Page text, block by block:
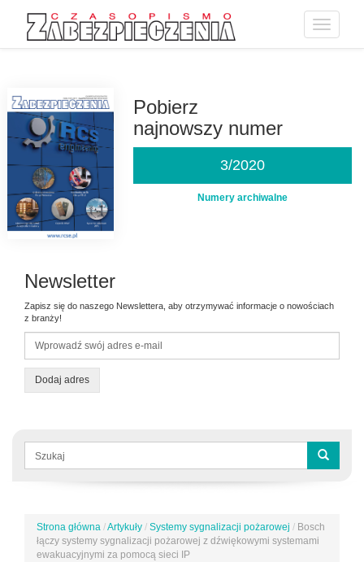
Toggle
Pobierz
najnowszy numer
3/2020
Numery archiwalne
Newsletter
Zapisz się do naszego Newslettera, aby otrzymywać informacje o nowościach
z branży!
Dodaj adres
Formularz
wyszukiwania
Jesteś
tutaj
Strona główna /Artykuły / Systemy sygnalizacji pożarowej / Bosch
łączy systemy sygnalizacji pożarowej z dźwiękowymi systemami
ewakuacyjnymi za pomocą sieci IP